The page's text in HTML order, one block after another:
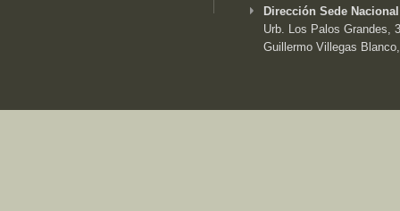
Dirección Sede
Urb. Los Palos Grandes,
Guillermo Villegas